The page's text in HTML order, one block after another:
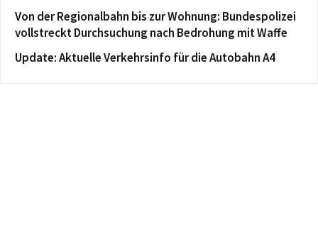
Von der Regionalbahn bis zur Wohnung: Bundespolizei
vollstreckt Durchsuchung nach Bedrohung mit Waffe
Update: Aktuelle Verkehrsinfo für die Autobahn A4